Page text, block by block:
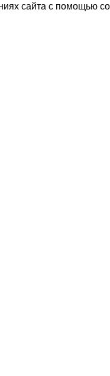
сайта с помощью